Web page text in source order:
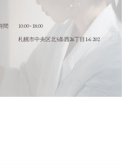
間 10:00~18:00
札幌市中央区北5条西26丁目 1-6 202